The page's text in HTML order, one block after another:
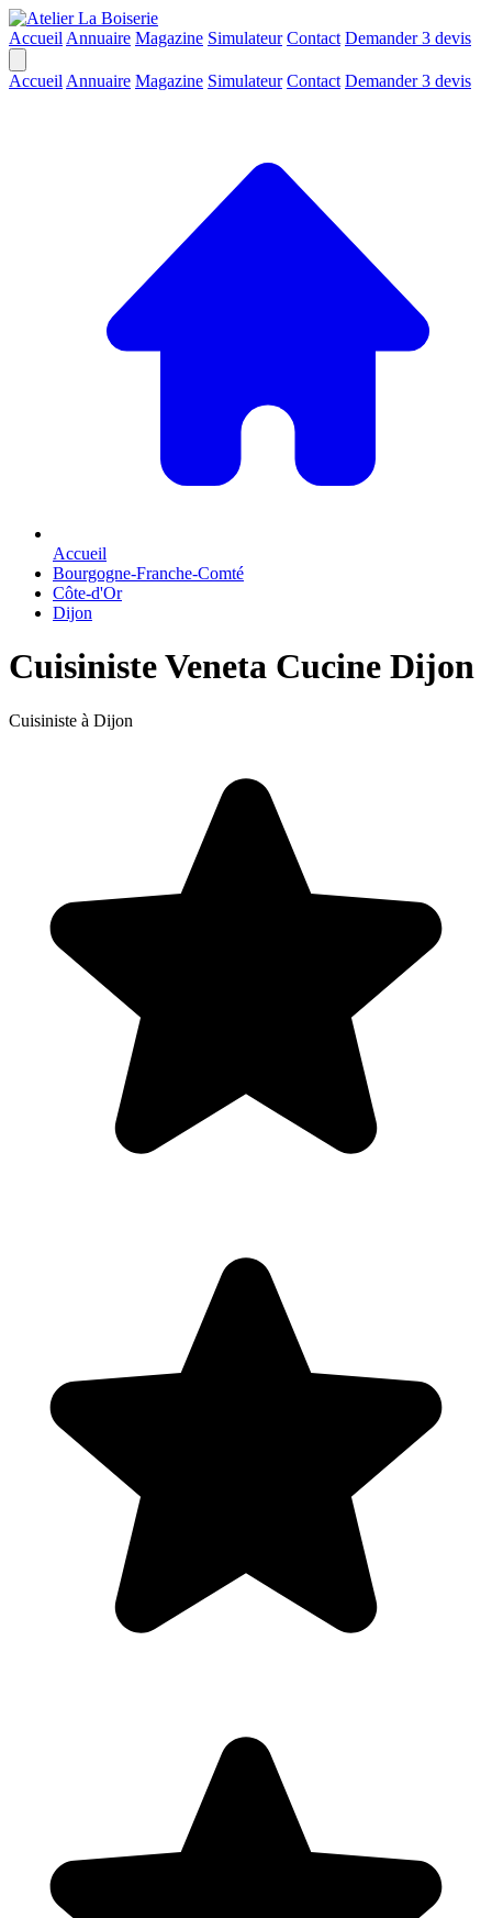
Accueil Annuaire Magazine Simulateur Contact Demander 3 devis
Accueil Annuaire Magazine Simulateur Contact Demander 3 devis
Accueil
Bourgogne-Franche-Comté
Côte-d'Or
Dijon
Cuisiniste Veneta Cucine Dijon
Cuisiniste à Dijon